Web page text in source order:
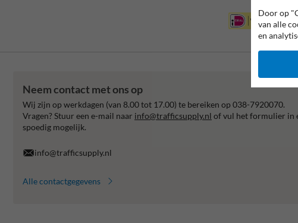
Neem contact met ons op
Wij zijn op werkdagen (van 8.00 tot 17.00) te bereiken op 038-7920070.
Vragen? Stuur een e-mail naar info@trafficsupply.nl of vul het formulier in
spoedig mogelijk.
info@trafficsupply.nl
Alle contactgegevens
Door op
van alle
en